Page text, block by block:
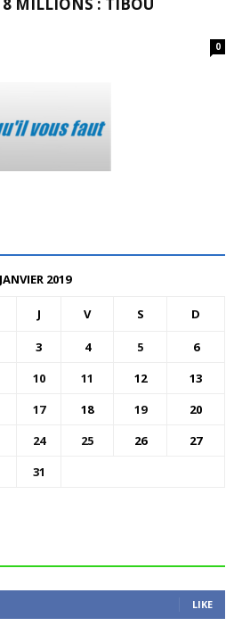
0
JANVIER 2019
J V S D
3 4 5
6
10 11 12
13
17 18 19
20
24 25 26
27
31
LIKE